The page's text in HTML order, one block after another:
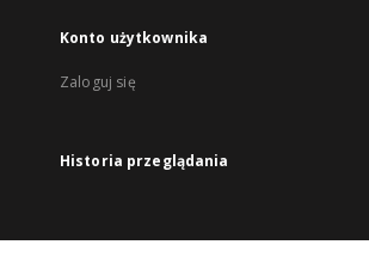
Konto użytkownika
Zaloguj się
Historia przeglądania